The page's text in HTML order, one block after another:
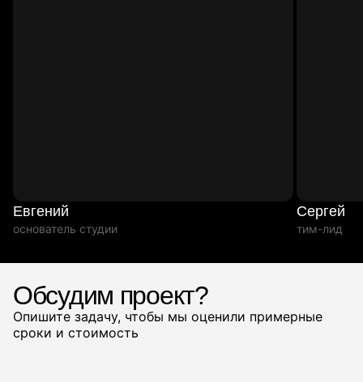
Евгений
основатель студии
Сергей
тим-лид
Обсудим проект?
Опишите задачу, чтобы мы оценили примерные
сроки и стоимость